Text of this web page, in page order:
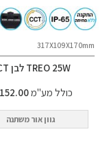
317X109X170mm
TREO 25W לבן CCT
כולל מע"מ152.00 ₪
גוון אור משתנה